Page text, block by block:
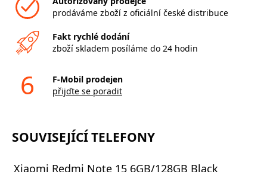
prodáváme zboží z oficiální české distribuce
Fakt rychlé dodání
zboží skladem posíláme do 24 hodin
6
F-Mobil prodejen
přijďte se poradit
SOUVISEJÍCÍ TELEFONY
Xiaomi Redmi Note 15 6GB/128GB Black